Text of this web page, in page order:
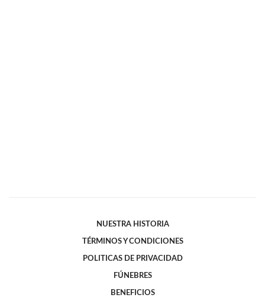
NUESTRA HISTORIA
TÉRMINOS Y CONDICIONES
POLITICAS DE PRIVACIDAD
FÚNEBRES
BENEFICIOS